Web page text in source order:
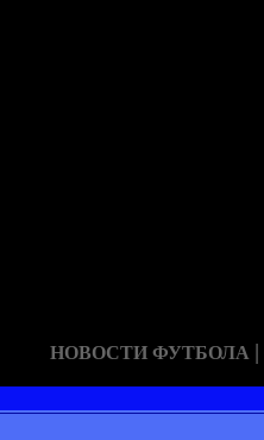
НОВОСТИ ФУТБОЛА |